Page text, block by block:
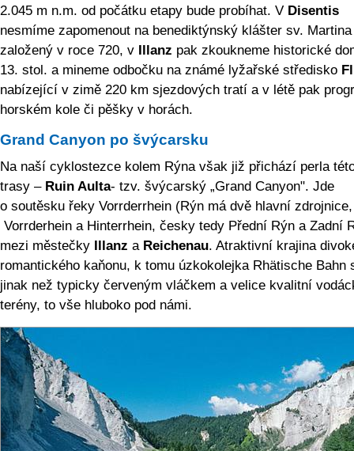
2.045 m n.m. od počátku etapy bude probíhat. V Disentis
nesmíme zapomenout na benediktýnský klášter sv. Martina
založený v roce 720, v Illanz pak zkoukneme historické
13. stol. a mineme odbočku na známé lyžařské středisko
nabízející v zimě 220 km sjezdových tratí a v létě pak
horském kole či pěšky v horách.
Grand Canyon po švýcarsku
Na naší cyklostezce kolem Rýna však již přichází perla
trasy – Ruin Aulta- tzv. švýcarský „Grand Canyon". Jde
o soutěsku řeky Vorrderrhein (Rýn má dvě hlavní zdrojnice,
Vorrderhein a Hinterrhein, česky tedy Přední Rýn a Zadní
mezi městečky Illanz a Reichenau. Atraktivní krajina
romantického kaňonu, k tomu úzkokolejka Rhätische Bahn
jinak než typicky červeným vláčkem a velice kvalitní
terény, to vše hluboko pod námi.